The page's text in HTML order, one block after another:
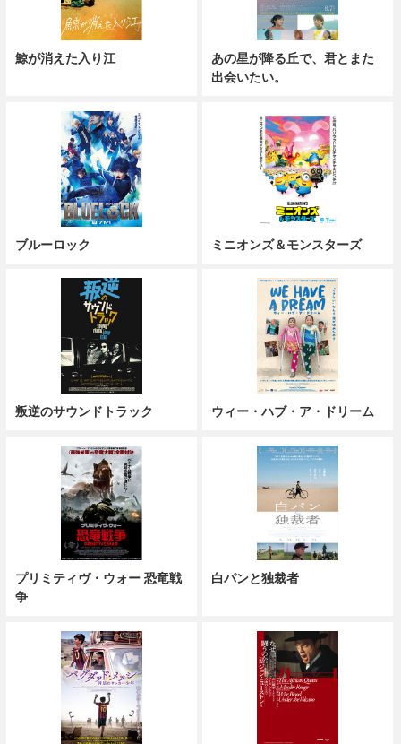
鯨が消えた入り江
あの星が降る丘で、君とまた
出会いたい。
ブルーロック ミニオンズ＆モンスターズ
叛逆のサウンドトラック ウィー・ハブ・ア・ドリーム
プリミティヴ・ウォー 恐竜戦
争
白パンと独裁者